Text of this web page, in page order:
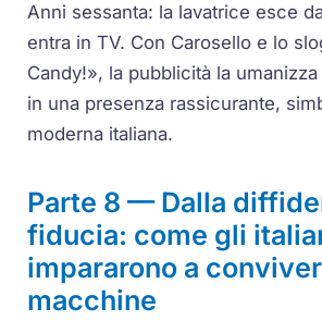
Anni sessanta: la lavatrice esce
entra in TV. Con Carosello e lo
Candy!», la pubblicità la
in una presenza rassicurante,
moderna italiana.
Parte 8 — Dalla
fiducia: come gli
impararono a
macchine